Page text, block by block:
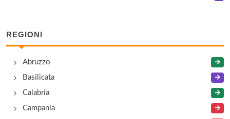
REGIONI
Abruzzo
Basilicata
Calabria
Campania